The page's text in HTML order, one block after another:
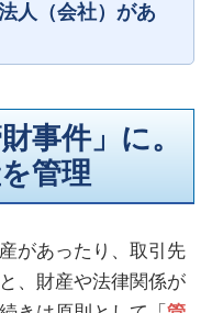
人（会社）があ
事件」に。
管理
があったり、取引先
、財産や法律関係が